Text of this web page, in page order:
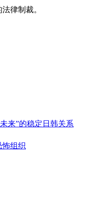
律制裁。
来”的稳定日韩关系
怖组织